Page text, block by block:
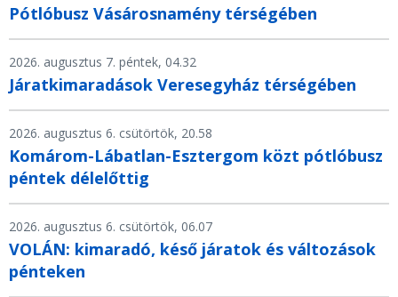
Pótlóbusz Vásárosnamény térségében
2026. augusztus 7. péntek, 04.32
Járatkimaradások Veresegyház térségében
2026. augusztus 6. csütörtök, 20.58
Komárom-Lábatlan-Esztergom közt pótlóbusz
péntek délelőttig
2026. augusztus 6. csütörtök, 06.07
VOLÁN: kimaradó, késő járatok és változások
pénteken